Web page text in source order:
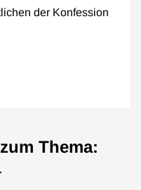
der Konfession
Thema: